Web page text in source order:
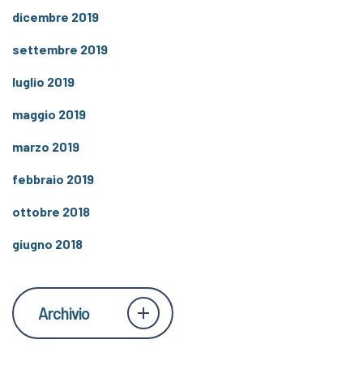
dicembre 2019
settembre 2019
luglio 2019
maggio 2019
marzo 2019
febbraio 2019
ottobre 2018
giugno 2018
Archivio